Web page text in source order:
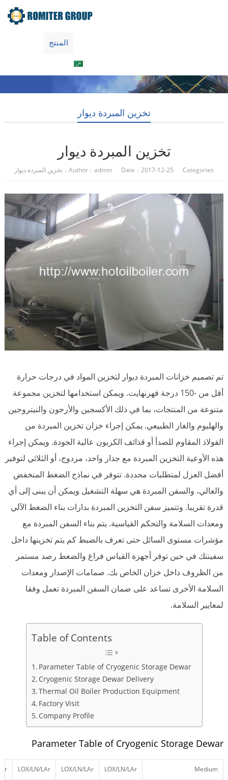
المنتج
تخزين المبردة ديوار
تخزين المبردة ديوار
Author：admin Date：2017-12-25 Categories： تخزين المبردة ديوار
تم تصميم خزانات المبردة ديوار لتخزين المواد في درجات حرارة
أقل من -150 درجة فهرنهايت. ويمكن استخدامها لتخزين مجموعة
متنوعة من المنتجات، بما في ذلك الأكسجين والأرجون والنيتروجين
والهليوم والغاز الطبيعي. يمكن إجراء خزان تخزين المبردة من
الفولاذ المقاوم للصدأ أو قذائف الكربون عالية الجودة. ويمكن إجراء
هذه الأوعية التخزين المبردة مع جدار واحد، مزدوج، أو الثلاثي لتوفير
أفضل العزل لمتطلبات محددة. تتوفر في نماذج الضغط المنخفض
والعالي، والسفن المبردة هي سهلة التشغيل ويمكن أن يبنى إلى أي
قدرة تقريبا. وتتميز سفن التخزين المبردة بدارات بناء الضغط الآلي
ومعدات السلامة والتحكم القياسية. يتم بناء السفن المبردة مع
مؤشرات مستوى السائل حتى تعرف بالضبط كم يتم تخزينها داخل
سفينتك في حين توفر أجهزة القياس فراغ والضغط رصد مستمر
من الظروف داخل خزان الخاص بك. صمامات الإصدار ومعدات
السلامة الأخرى تساعد على ضمان السفن المبردة تعمل وفقا
لمعايير السلامة.
Table of Contents
Parameter Table of Cryogenic Storage Dewar
Cryogenic Storage Dewar Delivery
Thermal Oil Boiler Production Equipment
Factory Visit
Company Profile
Parameter Table of Cryogenic Storage Dewar
Medium
LOX/LN/LAr
LOX/LN/LAr
LOX/LN/LAr